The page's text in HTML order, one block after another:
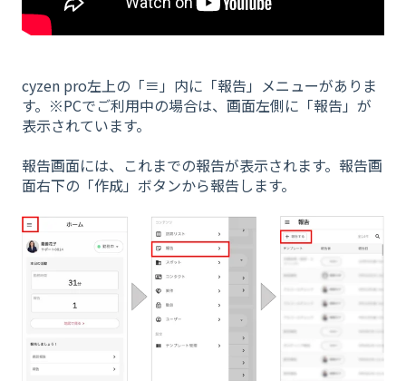
cyzen pro左上の「≡」内に「報告」メニューがありま
す。※PCでご利用中の場合は、画面左側に「報告」が
表示されています。
報告画面には、これまでの報告が表示されます。報告画
面右下の「作成」ボタンから報告します。